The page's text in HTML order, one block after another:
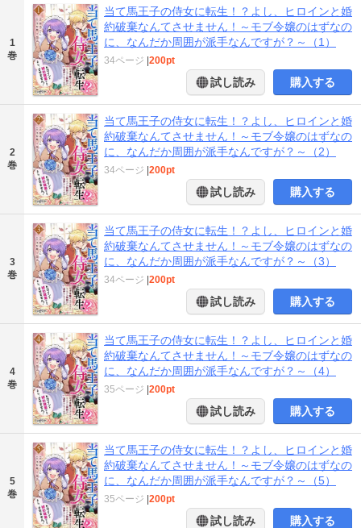
1
巻
当て馬王子の侍女に転生！？よし、ヒロインと婚
約破棄なんてさせません！～モブ令嬢のはずなの
に、なんだか周囲が派手なんですが？～（1）
34ページ |200pt
試し読み 購入する
2
巻
当て馬王子の侍女に転生！？よし、ヒロインと婚
約破棄なんてさせません！～モブ令嬢のはずなの
に、なんだか周囲が派手なんですが？～（2）
34ページ |200pt
試し読み 購入する
3
巻
当て馬王子の侍女に転生！？よし、ヒロインと婚
約破棄なんてさせません！～モブ令嬢のはずなの
に、なんだか周囲が派手なんですが？～（3）
34ページ |200pt
試し読み 購入する
4
巻
当て馬王子の侍女に転生！？よし、ヒロインと婚
約破棄なんてさせません！～モブ令嬢のはずなの
に、なんだか周囲が派手なんですが？～（4）
35ページ |200pt
試し読み 購入する
5
巻
当て馬王子の侍女に転生！？よし、ヒロインと婚
約破棄なんてさせません！～モブ令嬢のはずなの
に、なんだか周囲が派手なんですが？～（5）
35ページ |200pt
試し読み 購入する